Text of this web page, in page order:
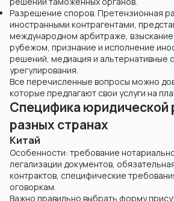
Разрешение споров. Претензионная
иностранными контрагентами,
международном арбитраже,
рубежом, признание и исполнение
решений, медиация и альтернативные
урегулирования.
Все перечисленные вопросы можно
которые предлагают свои услуги на
Специфика юридической
разных странах
Китай
Особенности: требование
легализации документов,
контрактов, специфические
оговоркам.
Важно правильно выбрать форму